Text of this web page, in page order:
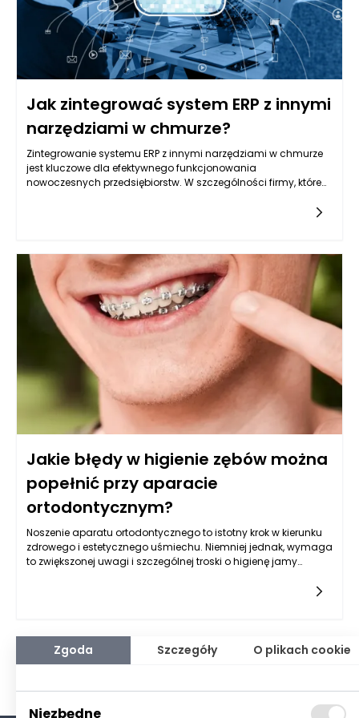
na rynku.
Jak zintegrować system ERP z innymi
narzędziami w chmurze?
Zintegrowanie systemu ERP z innymi narzędziami w chmurze
jest kluczowe dla efektywnego funkcjonowania
nowoczesnych przedsiębiorstw. W szczególności firmy, które
nowoczesnych rozwiązań opartych na chmurze umożliwia
dostęp do danych z wielu źródeł w czasie rzeczywistym, co
przekłada się na bardziej precyzyjną analizę wskaźników
wydajności oraz podejmowanie trafnych, strategicznych
decyzji. Co więcej, integracja systemów ułatwia
automatyzację procesów, eliminując zbędne operacje
manualne i zwiększając efektywność pracy zespołów. Aby
jednak integracja systemu ERP przyniosła realne korzyści,
warto poznać kluczowe kroki i sprawdzone strategie, które
zapewnią jej skuteczną realizację.
Jakie błędy w higienie zębów można
popełnić przy aparacie
ortodontycznym?
Noszenie aparatu ortodontycznego to istotny krok w kierunku
zdrowego i estetycznego uśmiechu. Niemniej jednak, wymaga
to zwiększonej uwagi i szczególnej troski o higienę jamy
nie zdają sobie sprawy z pułapek, które mogą pojawić się w
trakcie ich użytkowania. Zrozumienie tych zagrożeń oraz
odpowiednia reakcja na nie ma kluczowe znaczenie dla
Zgoda Szczegóły O plikach cookie
Niezbędne